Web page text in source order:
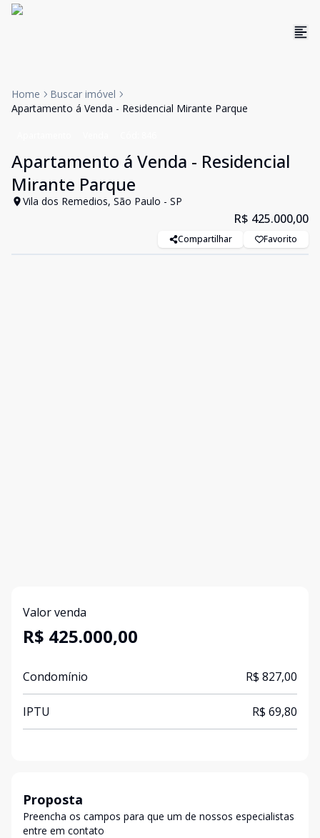
Home
Buscar imóvel
Apartamento á Venda - Residencial Mirante Parque
Apartamento á Venda - Residencial
Mirante Parque
Vila dos Remedios, São Paulo - SP
R$ 425.000,00
Compartilhar Favorito
Valor venda
R$ 425.000,00
Condomínio R$ 827,00
IPTU R$ 69,80
Proposta
Preencha os campos para que um de nossos especialistas
entre em contato